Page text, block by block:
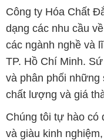
Công ty Hóa Chất
dạng các nhu cầu
các ngành nghề và
TP. Hồ Chí Minh.
và phân phối những
chất lượng và giá
Chúng tôi tự hào có
và giàu kinh